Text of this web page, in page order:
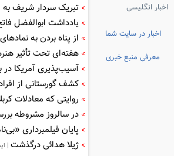
اخبار انگلیسی
اخبار در سایت شما
معرفی منبع خبری
تبریک سردار شریف به
یادداشت ابوالفضل
از پناه بردن به
هفته‌ای تحت تأثیر
آسیب‌پذیری آمریکا
کشف گورستانی از افراد
روایتی که معادلات
در سالروز مشروطه
پایان فیلمبرداری
ژیلا هدائی درگذشت |